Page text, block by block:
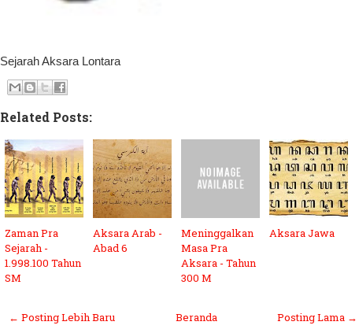
Sejarah Aksara Lontara
Related Posts:
Zaman Pra
Sejarah -
1.998.100 Tahun
SM
Aksara Arab -
Abad 6
Meninggalkan
Masa Pra
Aksara - Tahun
300 M
Aksara Jawa
← Posting Lebih Baru Posting Lama →
Beranda